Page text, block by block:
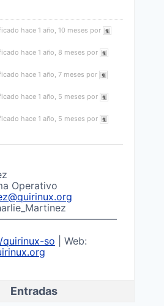
hace 1 año, 10 meses por
hace 1 año, 8 meses por
hace 1 año, 7 meses por
hace 1 año, 5 meses por
hace 1 año, 5 meses por
Operativo
quirinux-so | Web:
Entradas